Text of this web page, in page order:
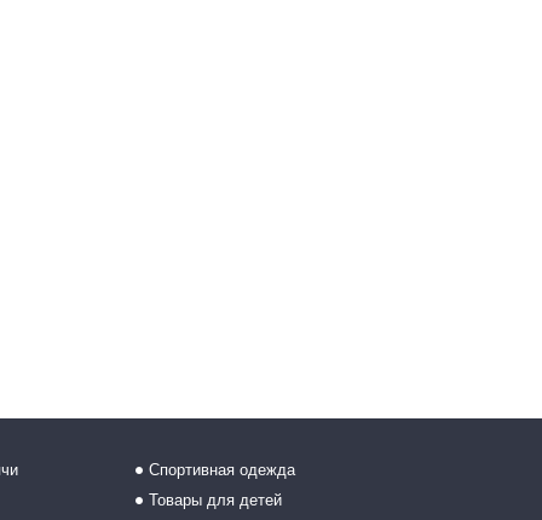
Спортивная одежда
Товары для детей